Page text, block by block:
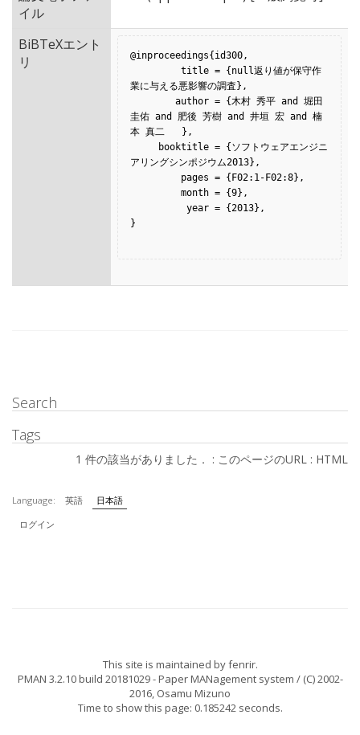
イル
BiBTeXエント
リ
@inproceedings{id300,
業に与える悪影響の調査},
圭佑 and 肥後 芳樹 and 井垣 宏 and 楠
本 真二   },
アリングシンポジウム2013},
}
Search
Tags
1 件の該当がありました． : このページのURL : HTML
Language: 英語
日本語
ログイン
This site is maintained byfenrir.
PMAN 3.2.10 build 20181029- Paper MANagement system / (C) 2002-
2016, Osamu Mizuno
Time to show this page: 0.185242 seconds.